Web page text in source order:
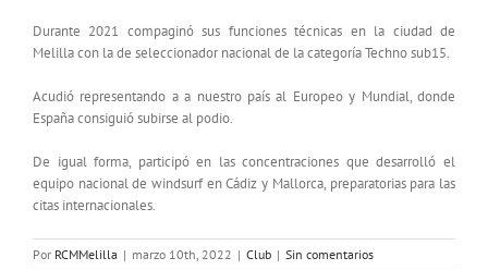
Durante 2021 compaginó sus funciones técnicas en la ciudad de
Melilla con la de seleccionador nacional de la categoría Techno sub15.
Acudió representando a a nuestro país al Europeo y Mundial, donde
España consiguió subirse al podio.
De igual forma, participó en las concentraciones que desarrolló el
equipo nacional de windsurf en Cádiz y Mallorca, preparatorias para las
citas internacionales.
Por RCMMelilla | marzo 10th, 2022 | Club | Sin comentarios